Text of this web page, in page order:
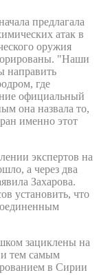
предлагала
атак в
оружия
"Наши
направить
где
официальный
она назвала то,
именно этот
экспертов на
а через два
Захарова.
установить, что
зациклены на
и тем самым
в Сирии